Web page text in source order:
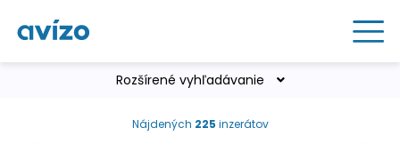
Rozšírené vyhľadávanie
Nájdených 225 inzerátov